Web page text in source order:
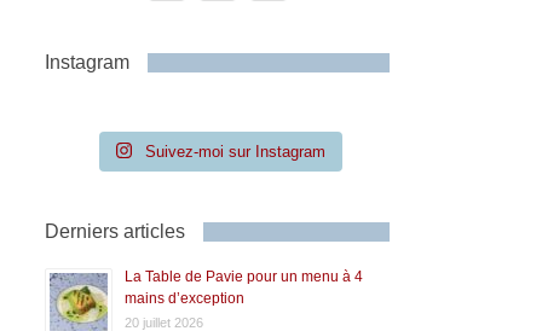
Instagram
Suivez-moi sur Instagram
Derniers articles
La Table de Pavie pour un menu à 4
mains d’exception
20 juillet 2026